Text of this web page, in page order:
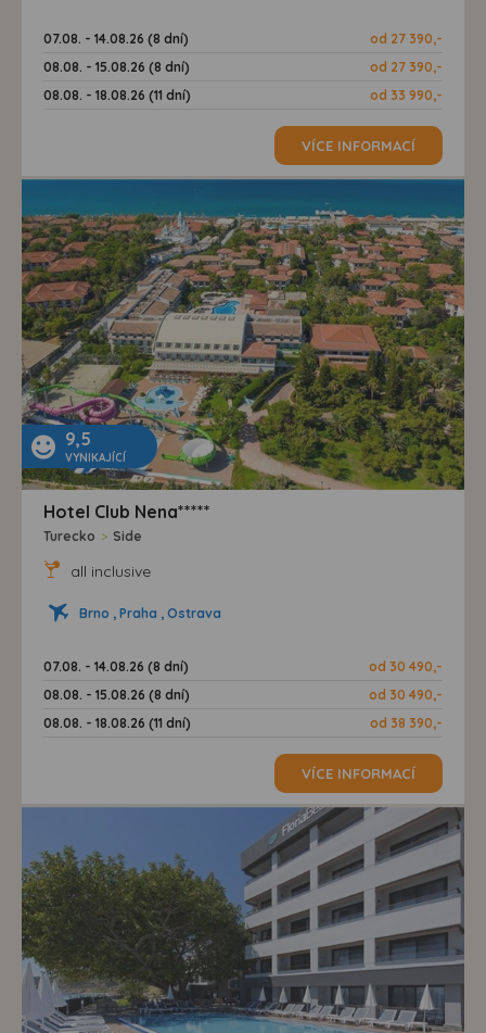
07.08. - 14.08.26 (8 dní)
od 27 390,-
08.08. - 15.08.26 (8 dní)
od 27 390,-
08.08. - 18.08.26 (11 dní)
od 33 990,-
VÍCE INFORMACÍ
9,5
VYNIKAJÍCÍ
Hotel Club Nena*****
Turecko > Side
all inclusive
Brno , Praha , Ostrava
07.08. - 14.08.26 (8 dní)
od 30 490,-
08.08. - 15.08.26 (8 dní)
od 30 490,-
08.08. - 18.08.26 (11 dní)
od 38 390,-
VÍCE INFORMACÍ